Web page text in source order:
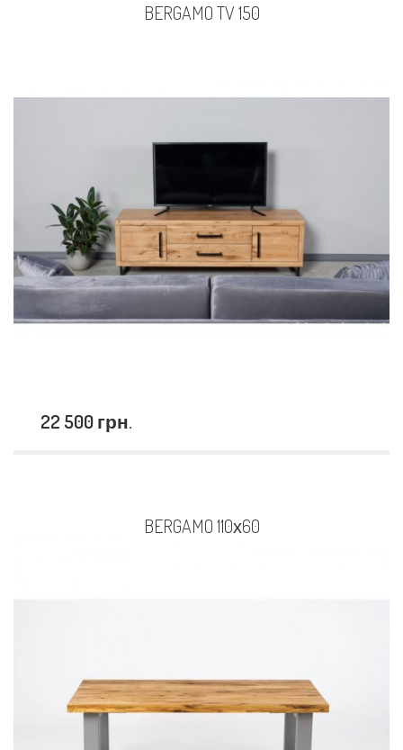
BERGAMO TV 150
22 500 грн.
BERGAMO 110х60